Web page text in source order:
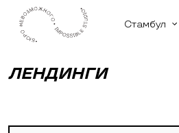
Стамбул
ЛЕНДИНГИ